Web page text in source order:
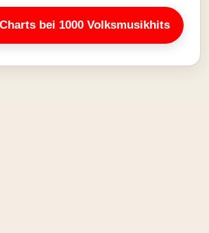
bei 1000 Volksmusikhits